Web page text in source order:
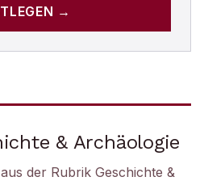
→
& Archäologie
der Rubrik Geschichte &